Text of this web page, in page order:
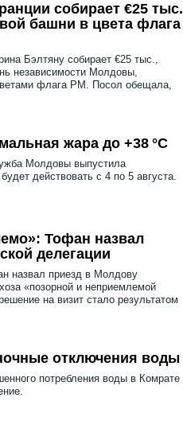
собирает €25 тыс.
башни в цвета флага
Бэлтяну собирает €25 тыс.,
независимости Молдовы,
флага РМ. Посол обещала,
жара до +38 °C
Молдовы выпустила
действовать с 4 по 5 августа.
Тофан назвал
делегации
назвал приезд в Молдову
«позорной и неприемлемой
на визит стало результатом
отключения воды
потребления воды в Комрате